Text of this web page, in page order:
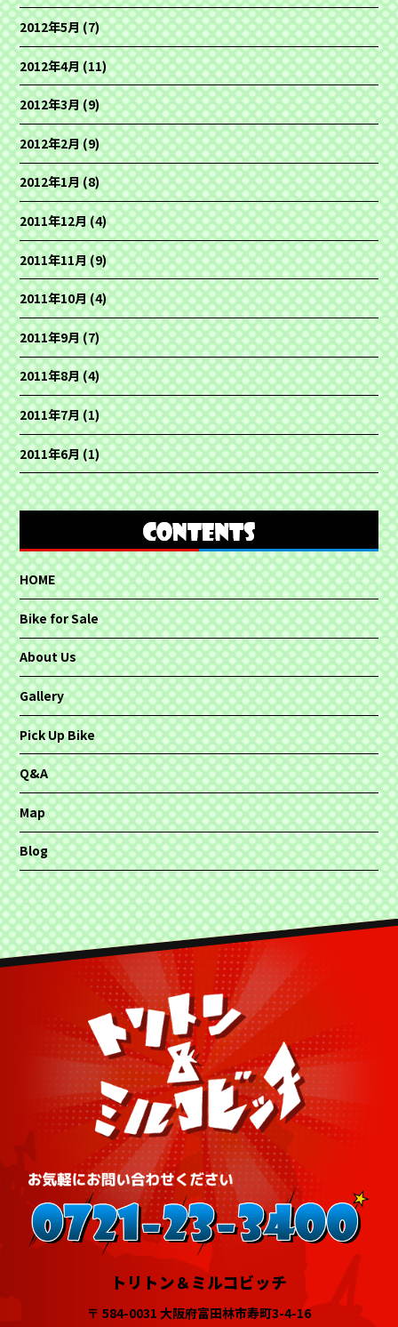
2012年5月(7)
2012年4月(11)
2012年3月(9)
2012年2月(9)
2012年1月(8)
2011年12月(4)
2011年11月(9)
2011年10月(4)
2011年9月(7)
2011年8月(4)
2011年7月(1)
2011年6月(1)
HOME
Bike for Sale
About Us
Gallery
Pick Up Bike
Q&A
Map
Blog
トリトン＆ミルコビッチ
〒 584-0031 大阪府富田林市寿町3-4-16